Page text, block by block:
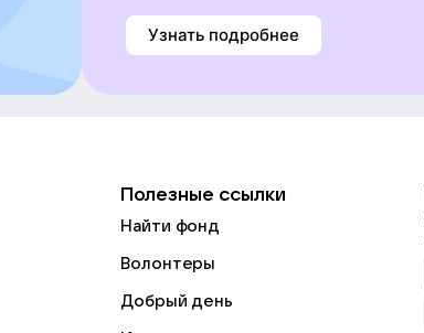
Узнать подробнее
Полезные ссылки
Найти фонд
Волонтеры
Добрый день